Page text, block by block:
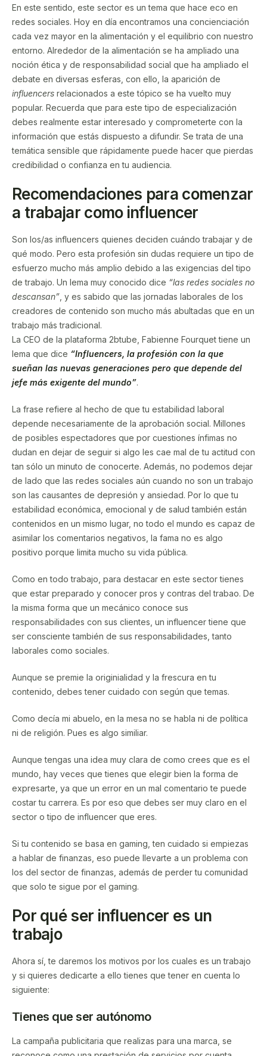
En este sentido, este sector es un tema que hace eco en
redes sociales. Hoy en día encontramos una concienciación
cada vez mayor en la alimentación y el equilibrio con nuestro
entorno. Alrededor de la alimentación se ha ampliado una
noción ética y de responsabilidad social que ha ampliado el
debate en diversas esferas, con ello, la aparición de
influencers relacionados a este tópico se ha vuelto muy
popular. Recuerda que para este tipo de especialización
debes realmente estar interesado y comprometerte con la
información que estás dispuesto a difundir. Se trata de una
temática sensible que rápidamente puede hacer que pierdas
credibilidad o confianza en tu audiencia.
Recomendaciones para comenzar
a trabajar como influencer
Son los/as influencers quienes deciden cuándo trabajar y de
qué modo. Pero esta profesión sin dudas requiere un tipo de
esfuerzo mucho más amplio debido a las exigencias del tipo
de trabajo. Un lema muy conocido dice “las redes sociales no
descansan” , y es sabido que las jornadas laborales de los
creadores de contenido son mucho más abultadas que en un
trabajo más tradicional.
La CEO de la plataforma 2btube, Fabienne Fourquet tiene un
lema que dice “Influencers, la profesión con la que
sueñan las nuevas generaciones pero que depende del
jefe más exigente del mundo”.
La frase refiere al hecho de que tu estabilidad laboral
depende necesariamente de la aprobación social. Millones
de posibles espectadores que por cuestiones ínfimas no
dudan en dejar de seguir si algo les cae mal de tu actitud con
tan sólo un minuto de conocerte. Además, no podemos dejar
de lado que las redes sociales aún cuando no son un trabajo
son las causantes de depresión y ansiedad. Por lo que tu
estabilidad económica, emocional y de salud también están
contenidos en un mismo lugar, no todo el mundo es capaz de
asimilar los comentarios negativos, la fama no es algo
positivo porque limita mucho su vida pública.
Como en todo trabajo, para destacar en este sector tienes
que estar preparado y conocer pros y contras del trabao. De
la misma forma que un mecánico conoce sus
responsabilidades con sus clientes, un influencer tiene que
ser consciente también de sus responsabilidades, tanto
laborales como sociales.
Aunque se premie la originialidad y la frescura en tu
contenido, debes tener cuidado con según que temas.
Como decía mi abuelo, en la mesa no se habla ni de política
ni de religión. Pues es algo similiar.
Aunque tengas una idea muy clara de como crees que es el
mundo, hay veces que tienes que elegir bien la forma de
expresarte, ya que un error en un mal comentario te puede
costar tu carrera. Es por eso que debes ser muy claro en el
sector o tipo de influencer que eres.
Si tu contenido se basa en gaming, ten cuidado si empiezas
a hablar de finanzas, eso puede llevarte a un problema con
los del sector de finanzas, además de perder tu comunidad
que solo te sigue por el gaming.
Por qué ser influencer es un
trabajo
Ahora sí, te daremos los motivos por los cuales es un trabajo
y si quieres dedicarte a ello tienes que tener en cuenta lo
siguiente:
Tienes que ser autónomo
La campaña publicitaria que realizas para una marca, se